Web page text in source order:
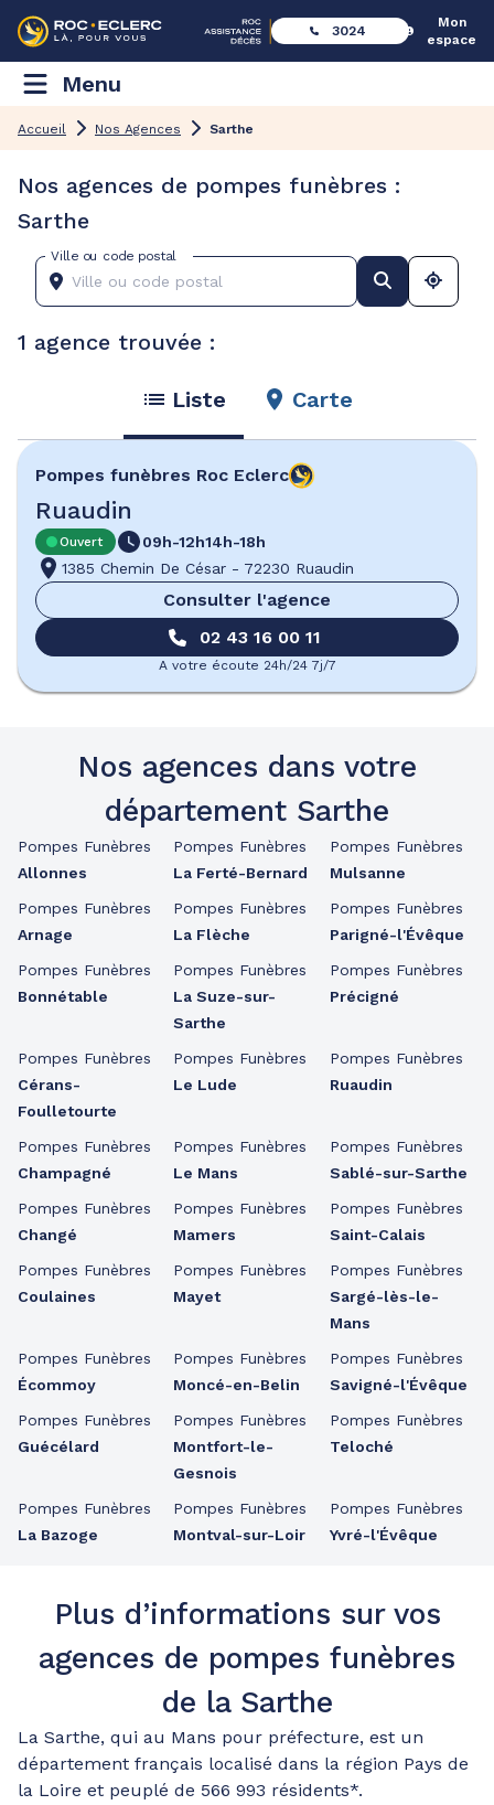
3024
Mon
espace
Menu
Accueil Nos Agences Sarthe
Nos agences de pompes funèbres :
Sarthe
Ville ou code postal
1 agence trouvée :
Liste Carte
Pompes funèbres Roc Eclerc
Ruaudin
Ouvert 09h-12h14h-18h
1385 Chemin De César - 72230 Ruaudin
Consulter l'agence
02 43 16 00 11
A votre écoute 24h/24 7j/7
Nos agences dans votre
département Sarthe
Pompes Funèbres
Allonnes
Pompes Funèbres
Arnage
Pompes Funèbres
Bonnétable
Pompes Funèbres
Cérans-
Foulletourte
Pompes Funèbres
Champagné
Pompes Funèbres
Changé
Pompes Funèbres
Coulaines
Pompes Funèbres
Écommoy
Pompes Funèbres
Guécélard
Pompes Funèbres
La Bazoge
Pompes Funèbres
La Ferté-Bernard
Pompes Funèbres
La Flèche
Pompes Funèbres
La Suze-sur-
Sarthe
Pompes Funèbres
Le Lude
Pompes Funèbres
Le Mans
Pompes Funèbres
Mamers
Pompes Funèbres
Mayet
Pompes Funèbres
Moncé-en-Belin
Pompes Funèbres
Montfort-le-
Gesnois
Pompes Funèbres
Montval-sur-Loir
Pompes Funèbres
Mulsanne
Pompes Funèbres
Parigné-l'Évêque
Pompes Funèbres
Précigné
Pompes Funèbres
Ruaudin
Pompes Funèbres
Sablé-sur-Sarthe
Pompes Funèbres
Saint-Calais
Pompes Funèbres
Sargé-lès-le-
Mans
Pompes Funèbres
Savigné-l'Évêque
Pompes Funèbres
Teloché
Pompes Funèbres
Yvré-l'Évêque
Plus d’informations sur vos
agences de pompes funèbres
de la Sarthe
La Sarthe, qui au Mans pour préfecture, est un
département français localisé dans la région Pays de
la Loire et peuplé de 566 993 résidents*.